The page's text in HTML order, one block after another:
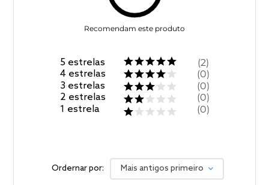
Recomendam este produto
5 estrelas
4 estrelas
3 estrelas
2 estrelas
1 estrela
2
0
0
0
0
Ordernar por: Mais antigos primeiro